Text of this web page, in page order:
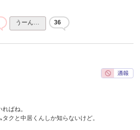
うーん… 36
ばね。
クと中居くんしか知らないけど。